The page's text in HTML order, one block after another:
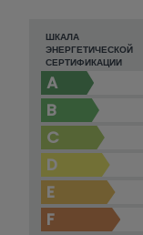
ШКАЛА
ЭНЕРГЕТИЧЕСКОЙ
СЕРТИФИКАЦИИ
A
B
C
D
E
F